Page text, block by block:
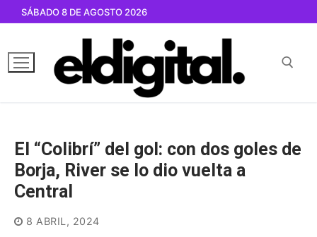
contenido
SÁBADO 8 DE AGOSTO 2026
El “Colibrí” del gol: con dos goles de
Borja, River se lo dio vuelta a
Central
8 ABRIL, 2024